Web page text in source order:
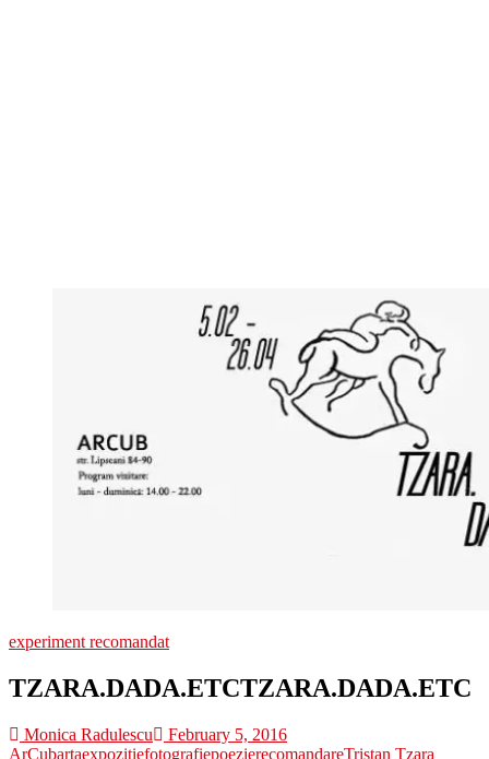
experiment recomandat
TZARA.DADA.ETCTZARA.DADA.ETC
Monica Radulescu
February 5, 2016
ArCubartaexpozitiefotografiepoezierecomandareTristan Tzara